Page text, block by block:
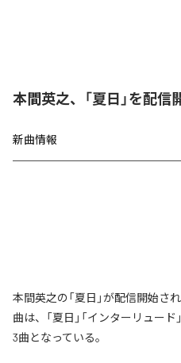
本間英之、「夏日」を配信
新曲情報
本間英之の「夏日」が配信開始さ
曲は、「夏日」「インターリュー
3曲となっている。